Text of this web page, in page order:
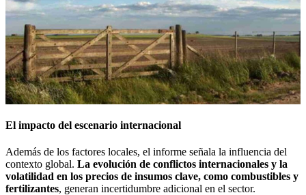
El impacto del escenario internacional
Además de los factores locales, el informe señala la influencia del
contexto global. La evolución de conflictos internacionales y la
volatilidad en los precios de insumos clave, como combustibles y
fertilizantes, generan incertidumbre adicional en el sector.